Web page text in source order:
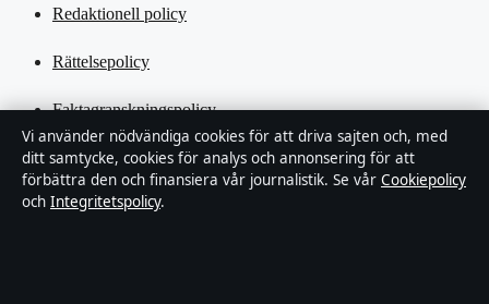
Redaktionell policy
Rättelsepolicy
Faktagranskningspolicy
Ägande & finansiering
Integritetspolicy
Vi använder nödvändiga cookies för att driva sajten och, med
ditt samtycke, cookies för analys och annonsering för att
förbättra den och finansiera vår journalistik. Se vår Cookiepolicy
och Integritetspolicy.